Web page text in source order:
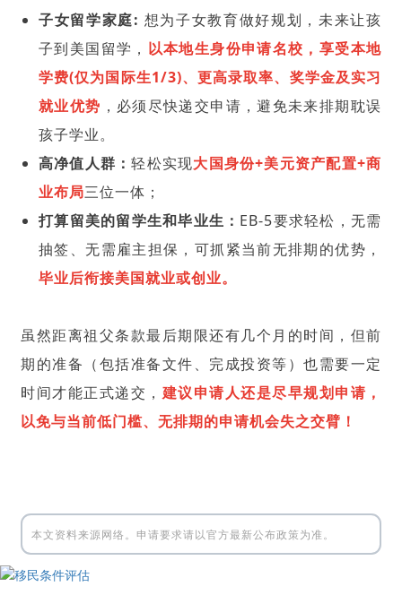
子女留学家庭: 想为子女教育做好规划，未来让孩
子到美国留学， 以本地生身份申请名校，享受本地
学费(仅为国际生1/3)、更高录取率、奖学金及实习
就业优势 ，必须尽快递交申请，避免未来排期耽误
孩子学业。
高净值人群：轻松实现‌大国身份+美元资产配置+商
业布局‌三位一体；
打算留美的留学生和毕业生： EB-5要求轻松，无需
抽签、无需雇主担保，可抓紧当前无排期的优势，
毕业后衔接美国就业或创业。
虽然距离祖父条款最后期限还有几个月的时间，但前
期的准备（包括准备文件、完成投资等）也需要一定
时间才能正式递交， 建议申请人还是尽早规划申请，
以免与当前低门槛、无排期的申请机会失之交臂！
本文资料来源网络。申请要求请以官方最新公布政策为准。